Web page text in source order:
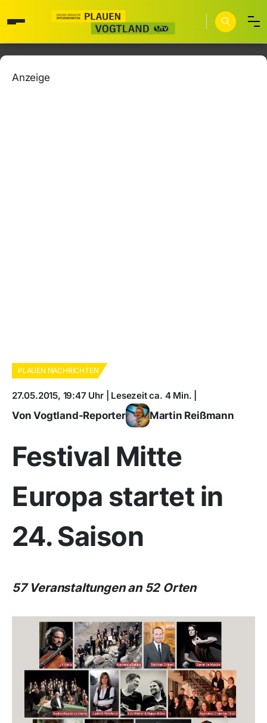
Anzeige
PLAUEN NACHRICHTEN
27.05.2015, 19:47 Uhr | Lesezeit ca. 4 Min. |
Von Vogtland-Reporter Martin Reißmann
Festival Mitte
Europa startet in
24. Saison
57 Veranstaltungen an 52 Orten